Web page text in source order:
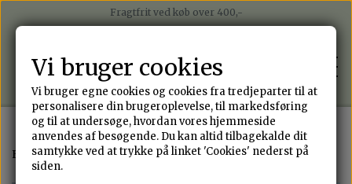
Fragtfrit ved køb over 400,-
Betal nemt med mobilepay
Sender på alle hverdage med Postnord
WEBSHOP
Forside Oganisk sølvring med grøn cubic zirkonia
Vi bruger cookies
Vi bruger egne cookies og cookies fra tredjeparter til at
personalisere din brugeroplevelse, til markedsføring
og til at undersøge, hvordan vores hjemmeside
anvendes af besøgende. Du kan altid tilbagekalde dit
samtykke ved at trykke på linket 'Cookies' nederst på
siden.